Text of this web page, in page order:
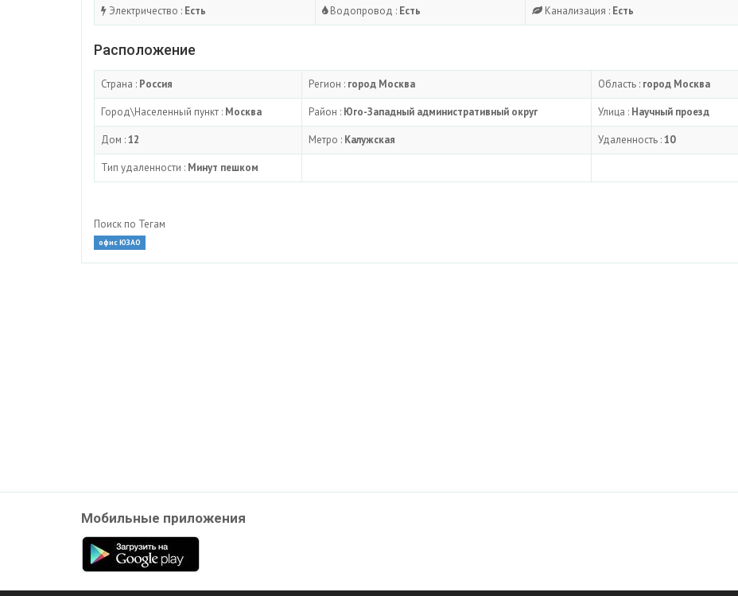
Электричество : Есть Водопровод : Есть Канализация : Есть
Расположение
Страна : Россия Регион : город Москва Область : город Москва
Город\Населенный пункт : Москва Район : Юго-Западный административный округ Улица : Научный проезд
Дом :12 Метро : Калужская Удаленность :10
Тип удаленности : Минут пешком
Поиск по Тегам
офис ЮЗАО
Мобильные приложения